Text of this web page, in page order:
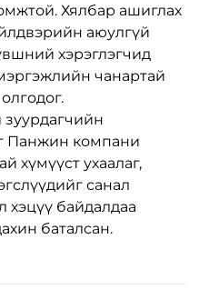
Хялбар ашиглах
аюулгүй
хэрэглэгчид
чанартай
Панжин компани
хүмүүст ухаалаг,
санал
хэцүү байдалдаа
баталсан.